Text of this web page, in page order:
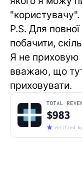
"користувачу".
P.S. Для
побачити,
Я не
вважаю, що
приховувати.